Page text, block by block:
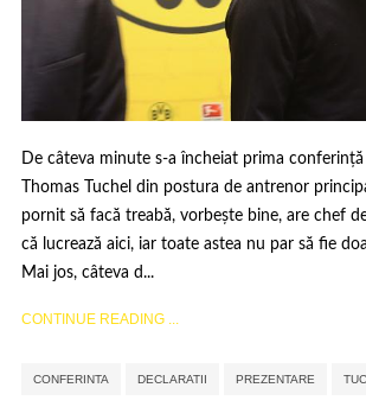
De câteva minute s-a încheiat prima
Thomas Tuchel din postura de antrenor
pornit să facă treabă, vorbește bine, are chef
că lucrează aici, iar toate astea nu par să fie
Mai jos, câteva d...
CONTINUE READING ...
CONFERINTA DECLARATII PREZENTARE